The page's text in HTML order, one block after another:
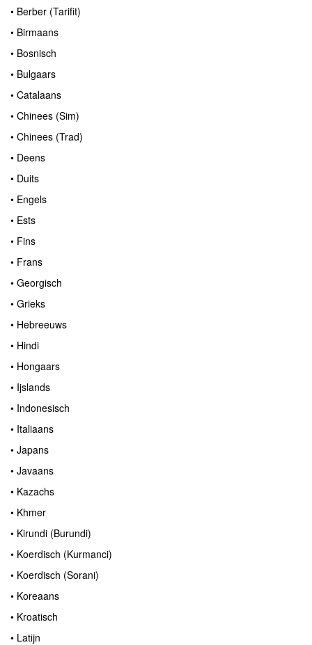
• Berber (Tarifit)
• Birmaans
• Bosnisch
• Bulgaars
• Catalaans
• Chinees (Sim)
• Chinees (Trad)
• Deens
• Duits
• Engels
• Ests
• Fins
• Frans
• Georgisch
• Grieks
• Hebreeuws
• Hindi
• Hongaars
• Ijslands
• Indonesisch
• Italiaans
• Japans
• Javaans
• Kazachs
• Khmer
• Kirundi (Burundi)
• Koerdisch (Kurmanci)
• Koerdisch (Sorani)
• Koreaans
• Kroatisch
• Latijn